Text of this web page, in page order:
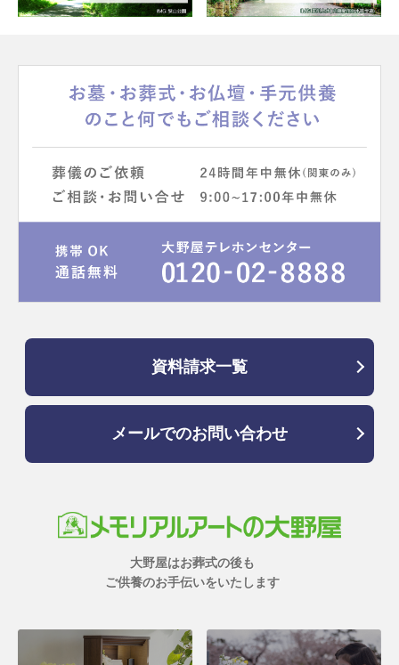
資料請求一覧
メールでのお問い合わせ
大野屋はお葬式の後も
ご供養のお手伝いをいたします